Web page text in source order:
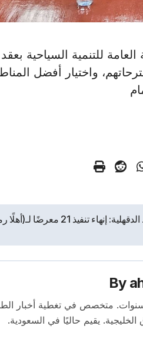
العامة للتنمية السياحية
واختيار أفضل
محافظ الدقهلية: إنهاء تنفيذ 21
By
متخصص في الصحافة الاقتصادية بخبرة تمتد لأكثر من 9 سنوات. متخصص في
يقيم حاليًا في السعودية.